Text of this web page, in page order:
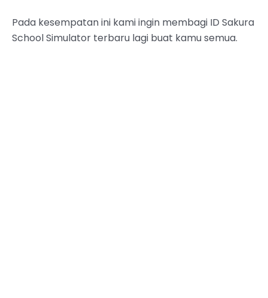
Pada kesempatan ini kami ingin membagi ID Sakura
School Simulator terbaru lagi buat kamu semua.